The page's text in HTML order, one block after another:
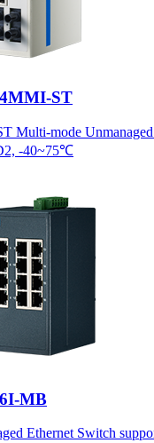
ST
Multi-mode
-40~75℃
MB
Ethernet Switch